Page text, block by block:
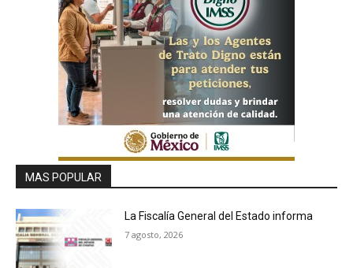
MAS POPULAR
La Fiscalía General del Estado informa
7 agosto, 2026